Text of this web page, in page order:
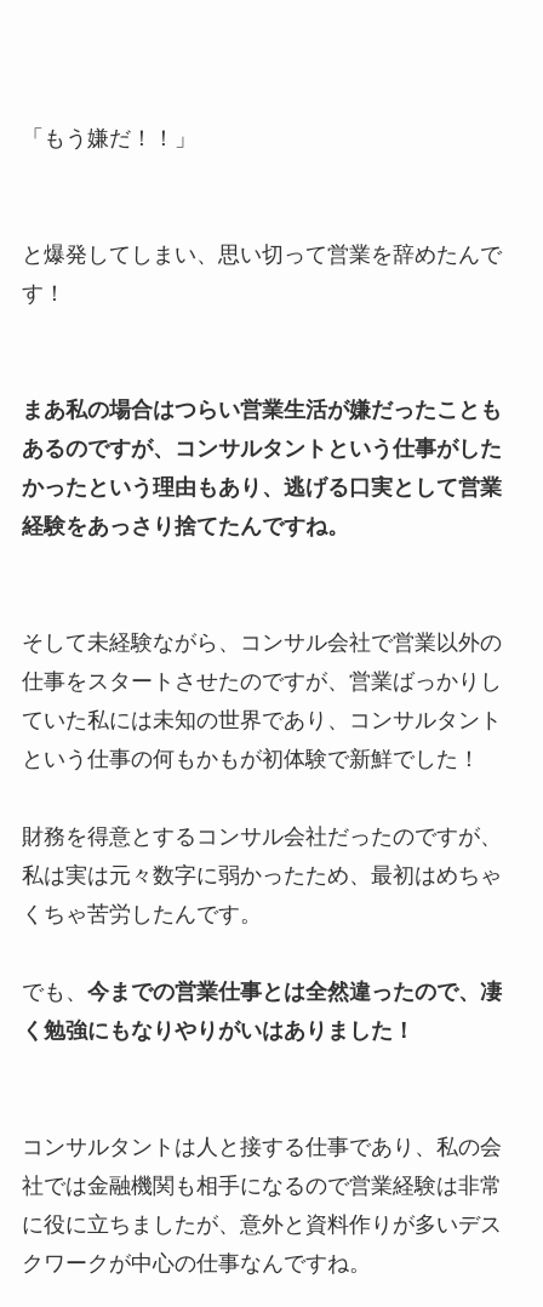
「もう嫌だ！！」
と爆発してしまい、思い切って営業を辞めたんで
す！
まあ私の場合はつらい営業生活が嫌だったことも
あるのですが、コンサルタントという仕事がした
かったという理由もあり、逃げる口実として営業
経験をあっさり捨てたんですね。
そして未経験ながら、コンサル会社で営業以外の
仕事をスタートさせたのですが、営業ばっかりし
ていた私には未知の世界であり、コンサルタント
という仕事の何もかもが初体験で新鮮でした！
財務を得意とするコンサル会社だったのですが、
私は実は元々数字に弱かったため、最初はめちゃ
くちゃ苦労したんです。
でも、 今までの営業仕事とは全然違ったので、凄
く勉強にもなりやりがいはありました！
コンサルタントは人と接する仕事であり、私の会
社では金融機関も相手になるので営業経験は非常
に役に立ちましたが、意外と資料作りが多いデス
クワークが中心の仕事なんですね。